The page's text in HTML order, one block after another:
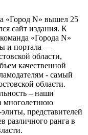
«Город N» вышел 25
сайт издания. К
«Города N»
и портала —
области,
качественной
- самый
области.
– наши
многолетнюю
представителей
различного ранга в